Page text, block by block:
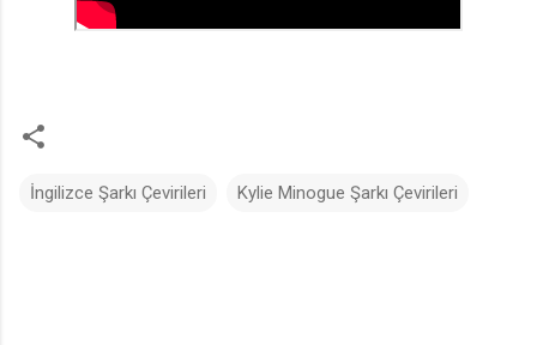
İngilizce Şarkı Çevirileri Kylie Minogue Şarkı Çevirileri